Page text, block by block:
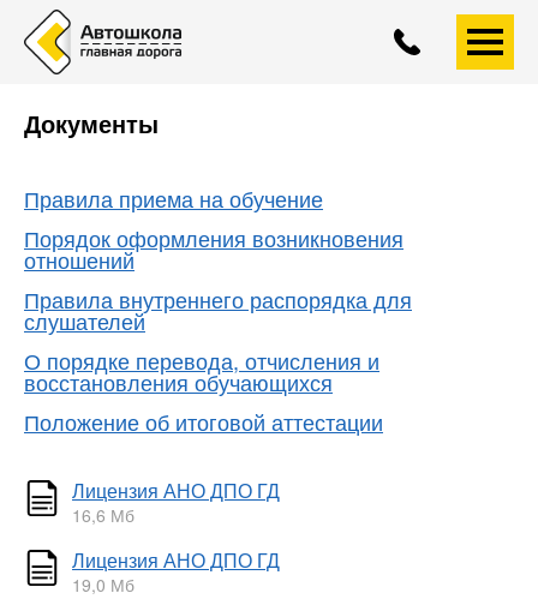
+7 (4852)
Документы
Правила приема на обучение
Порядок оформления возникновения
отношений
Правила внутреннего распорядка для
слушателей
О порядке перевода, отчисления и
восстановления обучающихся
Положение об итоговой аттестации
Лицензия АНО ДПО ГД
16,6 Мб
Лицензия АНО ДПО ГД
19,0 Мб